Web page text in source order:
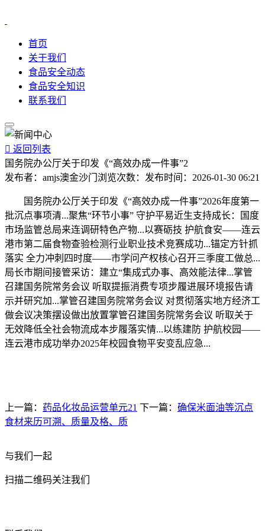
首页
关于我们
食品安全动态
食品安全知识
联系我们
 返回列表
国务院办公厅关于印发《“高效办成一件事”2
发布者： amjs澳金沙门 浏览次数： 发布时间： 2026-01-30 06:21
国务院办公厅关于印发《“高效办成一件事”2026年度第一
批沉点事项清...聚焦“环节小事” 守护平易近生支持成长：国度
市场监管总局来连调研特色产物...以赛砺技 护航食安——连云
港市第二届食物查验检测行业职业技术竞赛成功...锚定方针抓
落实 全力冲刺四时度——市学问产权核心召开三季度工做总...
局长市期间接管采访：建立“集成式办事、高效能法律...掌管
召建国务院常务会议 听取提振消费专项步履进展环境报告请
示并研究加...掌管召建国务院常务会议 对贯彻落实地方经济工
做会议决策摆设做出放置掌管召建国务院常务会议 听取关于
无效降低全社会物流成本步履落实情...以练建防 护航校园——
连云港市成功举办2025年校园食物平安变乱应急...
上一篇： 药品化妆品运营单元21 下一篇： 确保米面油等沉点
食材来历可溯、质量及格、质
与我们一起
扫描二维码关注我们